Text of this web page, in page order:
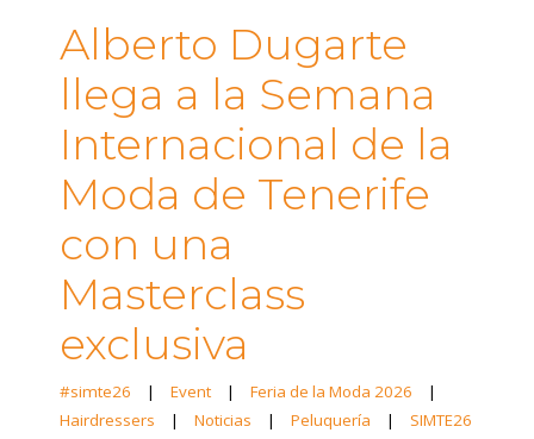
Alberto Dugarte
llega a la Semana
Internacional de la
Moda de Tenerife
con una
Masterclass
exclusiva
#simte26 | Event | Feria de la Moda 2026
|
Hairdressers
| Noticias | Peluquería | SIMTE26